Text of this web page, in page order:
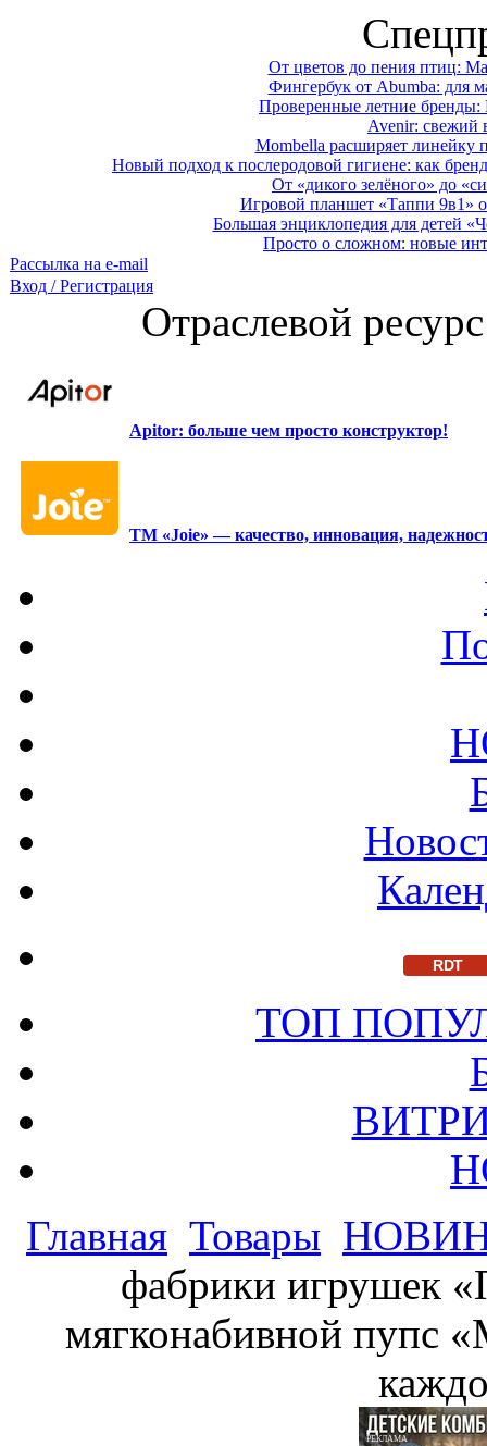
От цветов до пения птиц:
Фингербук от Abumba: для
Проверенные летние
Avenir: свежий
Mombella расширяет линейку
Новый подход к послеродовой гигиене: как
От «дикого зелёного» до
Игровой планшет «Таппи 9в1»
Большая энциклопедия для детей
Просто о сложном: новые
Рассылка на e-mail
Вход / Регистрация
Отраслевой
Apitor: больше чем просто конструктор!
ТМ «Joie» — качество, инновация,
RDT
ТОП
Главная Товары
фабрики игрушек
мягконабивной пупс
РЕКЛАМА